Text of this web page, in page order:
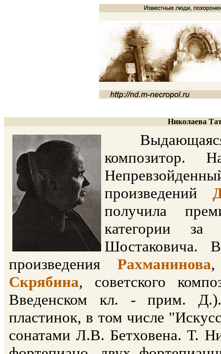
Николаева
Выдающаяся
композитор.
произведений
получила
категории
Шостаковича.
произведенияРахманинова
Скрябина, советского
Введенском кл. - прим.
пластинок, в том числе
сонатами Л.В. Бетховена. Т.